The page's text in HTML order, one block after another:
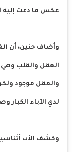
عكس ما دعت إليه
وأضاف حنين، أن
العقل والقلب وهي
والعقل موجود
لدي الآباء الكبار
وكشف الأب